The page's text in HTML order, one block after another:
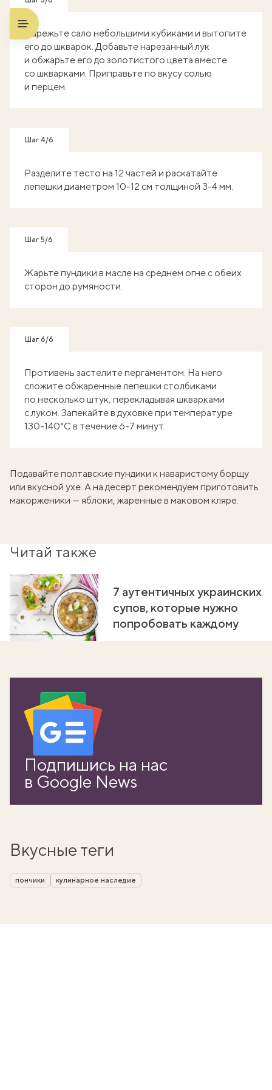
Нарежьте сало небольшими кубиками и вытопите
его до шкварок. Добавьте нарезанный лук
и обжарьте его до золотистого цвета вместе
со шкварками. Приправьте по вкусу солью
и перцем.
Шаг 4/6
Разделите тесто на 12 частей и раскатайте
лепешки диаметром 10-12 см толщиной 3-4 мм.
Шаг 5/6
Жарьте пундики в масле на среднем огне с обеих
сторон до румяности.
Шаг 6/6
Противень застелите пергаментом. На него
сложите обжаренные лепешки столбиками
по несколько штук, перекладывая шкварками
с луком. Запекайте в духовке при температуре
130-140°С в течение 6-7 минут.
Подавайте полтавские пундики кнаваристому борщу
или вкусной ухе. А на десерт рекомендуем приготовить
макорженики — яблоки, жаренные в маковом кляре.
Читай также
7 аутентичных украинских
супов, которые нужно
попробовать каждому
Подпишись на нас
в Google News
Вкусные теги
пончики кулинарное наследие